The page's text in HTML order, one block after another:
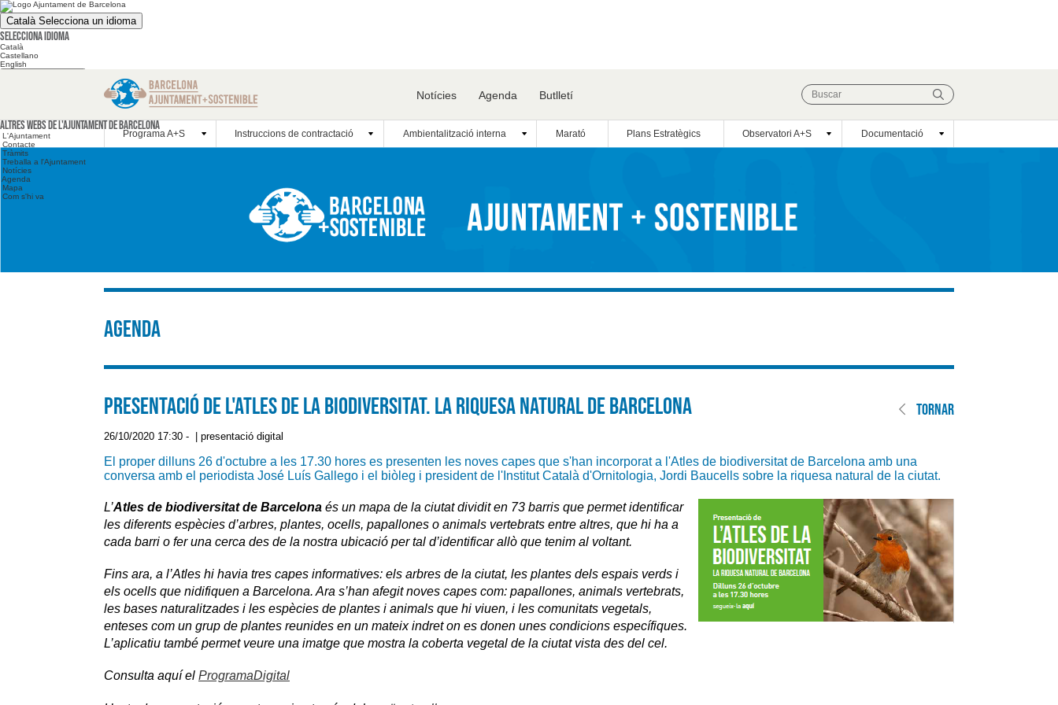
Català Selecciona un idioma
Selecciona idioma
Català
Castellano
English
Altres webs de l'Ajuntament de Barcelona
L'Ajuntament
Contacte
Tràmits
Treballa a l'Ajuntament
Notícies
Agenda
Mapa
Com s'hi va
Notícies Agenda Butlletí
Programa A+S Instruccions de contractació Ambientalització interna Marató Plans Estratègics Observatori A+S Documentació
Agenda
TORNAR
Presentació de l'Atles de la biodiversitat. La riquesa natural de Barcelona
26/10/2020 17:30 - presentació digital
El proper dilluns 26 d'octubre a les 17.30 hores es presenten les noves capes que s'han incorporat a l'Atles de biodiversitat de Barcelona amb una
conversa amb el periodista José Luís Gallego i el biòleg i president de l'Institut Català d'Ornitologia, Jordi Baucells sobre la riquesa natural de la ciutat.
L’Atles de biodiversitat de Barcelona és un mapa de la ciutat dividit en 73 barris que permet identificar
les diferents espècies d’arbres, plantes, ocells, papallones o animals vertebrats entre altres, que hi ha a
cada barri o fer una cerca des de la nostra ubicació per tal d’identificar allò que tenim al voltant.
Fins ara, a l’Atles hi havia tres capes informatives: els arbres de la ciutat, les plantes dels espais verds i
els ocells que nidifiquen a Barcelona. Ara s’han afegit noves capes com: papallones, animals vertebrats,
les bases naturalitzades i les espècies de plantes i animals que hi viuen, i les comunitats vegetals,
enteses com un grup de plantes reunides en un mateix indret on es donen unes condicions específiques.
L’aplicatiu també permet veure una imatge que mostra la coberta vegetal de la ciutat vista des del cel.
Consulta aquí el ProgramaDigital